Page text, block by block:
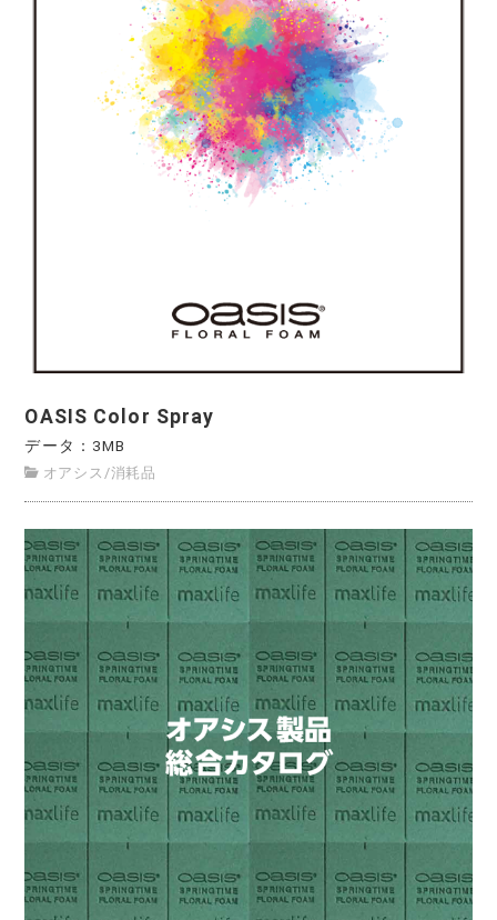
OASIS Color Spray
データ：3MB
オアシス /消耗品